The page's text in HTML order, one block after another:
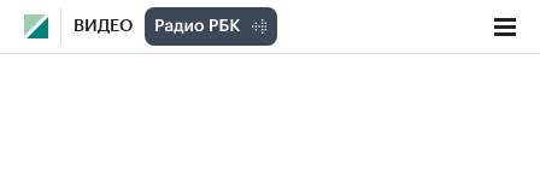
ВИДЕО